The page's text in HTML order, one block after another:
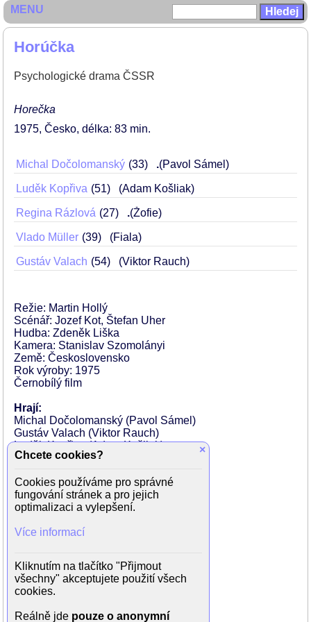
Horúčka
Psychologické drama ČSSR
Horečka
1975 Česko délka: 83 min
Michal Dočolomanský 33 .(Pavol Sámel)
Luděk Kopřiva 51 (Adam Košliak)
Regina Rázlová 27 .(Žofie)
Vlado Müller 39 (Fiala)
Gustáv Valach 54 (Viktor Rauch)
Režie: Martin Hollý
Scénář: Jozef Kot, Štefan Uher
Hudba: Zdeněk Liška
Kamera: Stanislav Szomolányi
Země: Československo
Rok výroby: 1975
Černobílý film
Hrají:
Michal Dočolomanský (Pavol Sámel)
Gustáv Valach (Viktor Rauch)
Luděk Kopřiva (Adam Košliak)
Olga Šalagová (Renáta)
Jozef Šimonovič ml. (Štrbík)
Milan Kiš (Findajz)
Otakar Dadák (Ředitel Straka)
Regina Rázlová (Žofie)
Ľudovít Greššo (Pavlův otec)
František Dibarbora (Tlumočník)
Dano Živojnovič (Frenkel)
MENU
×
Chcete cookies?
Cookies používáme pro správné
fungování stránek a pro jejich
optimalizaci a vylepšení.
Více informací
Kliknutím na tlačítko "Přijmout
všechny" akceptujete použití všech
cookies.
Reálně jde pouze o anonymní